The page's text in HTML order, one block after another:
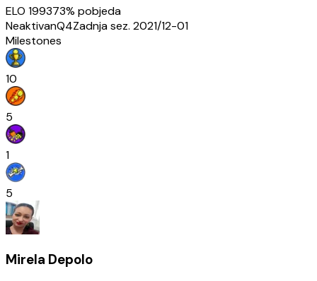
ELO 199373% pobjeda
NeaktivanQ4Zadnja sez. 2021/12-01
Milestones
10
5
1
5
Mirela Depolo